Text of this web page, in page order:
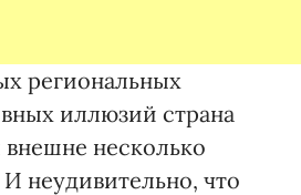
региональных
иллюзий страна
внешне несколько
неудивительно, что